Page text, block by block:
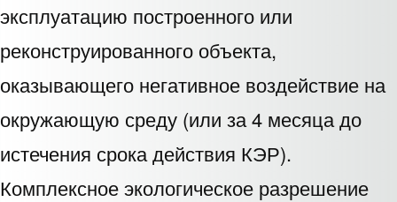
эксплуатацию построенного или
реконструированного объекта,
оказывающего негативное воздействие на
окружающую среду (или за 4 месяца до
истечения срока действия КЭР).
Комплексное экологическое разрешение